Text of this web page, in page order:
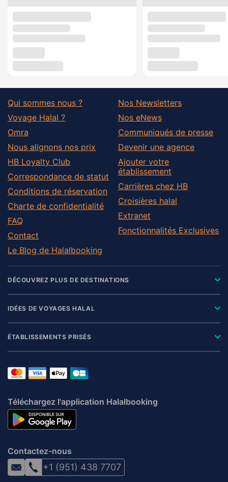
Qui sommes nous ?
Voyage Halal ?
Omra
Nous alignons nos prix
HB Loyalty Club
Correspondance de statut
Conditions de réservation
Charte de confidentialité
FAQ
Contact
Le Blog de Halalbooking
Nos Newsletters
Nos eNews
Communiqués de presse
Devenir une agence
Ajouter votre
établissement
Carrières chez HB
Croisières halal
Extranet
Fonctionnalités Exclusives
DÉCOUVREZ PLUS DE DESTINATIONS
IDÉES DE VOYAGES HALAL
ÉTABLISSEMENTS PRISÉS
Téléchargez l'application Halalbooking
Contactez-nous
+1 (951) 438 7707